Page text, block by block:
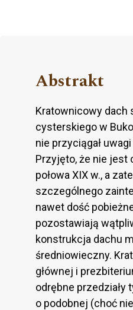
Abstrakt
Kratownicowy dach
cysterskiego w
nie przyciągał
Przyjęto, że nie jest
połowa XIX w., a
szczególnego
nawet dość
pozostawiają
konstrukcja dachu
średniowieczny.
głównej i
odrębne
o podobnej (choć